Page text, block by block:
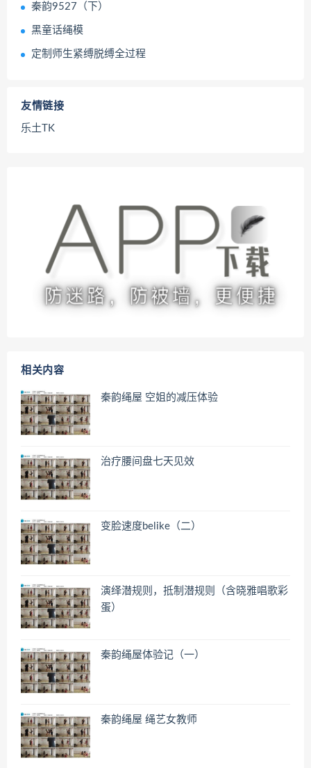
秦韵9527（下）
黑童话绳模
定制师生紧缚脱缚全过程
友情链接
乐土TK
相关内容
秦韵绳屋 空姐的减压体验
治疗腰间盘七天见效
变脸速度belike（二）
演绎潜规则，抵制潜规则（含晓雅唱歌彩
蛋）
秦韵绳屋体验记（一）
秦韵绳屋 绳艺女教师